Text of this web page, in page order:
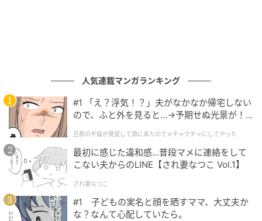
ク、人生の中で漫才、1回もスベってないです」
そう胸を張る永瀬さんに、2月のKing＆Prince東京ドー
ム公演を鑑賞した伊藤さんもMCタイムが面白かったと
絶賛。
「東京ドームの2日目、あれはウケてた」と自画自賛の
永瀬さんですが、「キンプリって、大阪に来ると〝オ
モロいこと言わなアカン〟とか変に力んじゃって、肩
を回せば回すほど空回ることが多いんですよ。キンプ
人気連載マンガランキング
#1 「え？浮気！？」夫がなかなか帰宅しない
ので、ふと外を見ると…→予期せぬ光景が！
クチャにしてやった
旦那の不倫が発覚して頭に来たのでメチャクチャにしてやった
最初に感じた違和感…普段マメに連絡をして
こない夫からのLINE【され妻なつこ Vol.1】
され妻なつこ
#1 子どもの実名と顔を晒すママ、大丈夫か
な？なんて心配していたら。